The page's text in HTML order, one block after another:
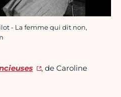
- La femme qui dit non,
, de Caroline